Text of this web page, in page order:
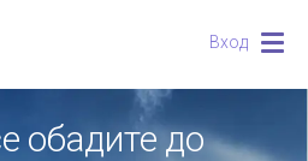
Вход
обадите до